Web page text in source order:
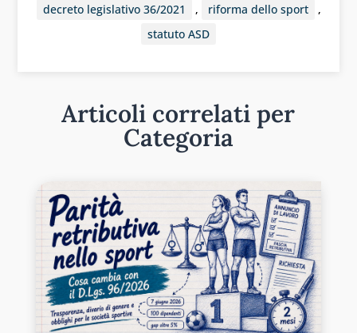
decreto legislativo 36/2021
, riforma dello sport
,
statuto ASD
Articoli correlati per
Categoria